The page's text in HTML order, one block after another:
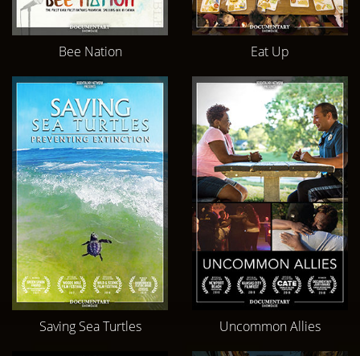
Bee Nation Eat Up
Saving Sea Turtles Uncommon Allies